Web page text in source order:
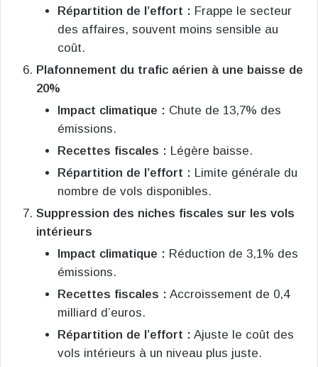
Répartition de l’effort : Frappe le secteur
des affaires, souvent moins sensible au
coût.
Plafonnement du trafic aérien à une baisse de
20%
Impact climatique : Chute de 13,7% des
émissions.
Recettes fiscales : Légère baisse.
Répartition de l’effort : Limite générale du
nombre de vols disponibles.
Suppression des niches fiscales sur les vols
intérieurs
Impact climatique : Réduction de 3,1% des
émissions.
Recettes fiscales : Accroissement de 0,4
milliard d’euros.
Répartition de l’effort : Ajuste le coût des
vols intérieurs à un niveau plus juste.